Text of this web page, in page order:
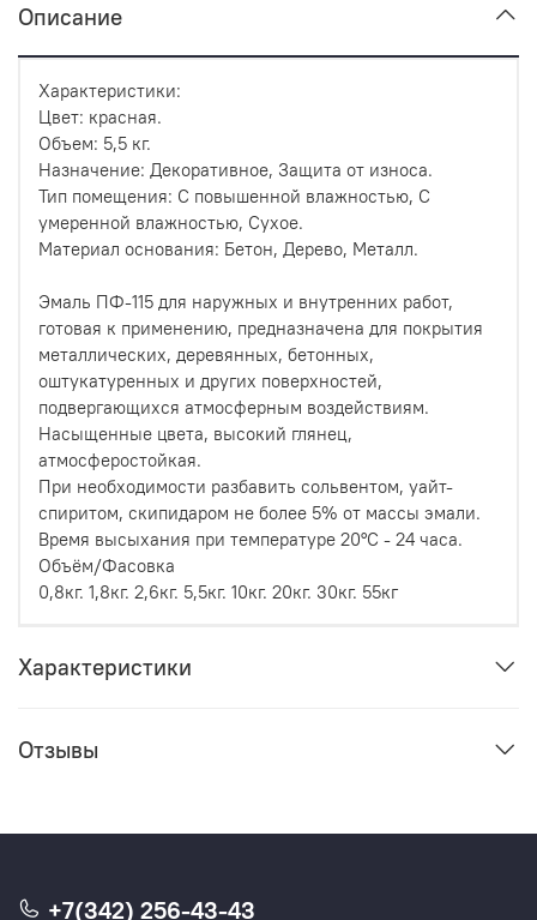
Описание
Характеристики:
Цвет: красная.
Объем: 5,5 кг.
Назначение: Декоративное, Защита от износа.
Тип помещения: С повышенной влажностью, С
умеренной влажностью, Сухое.
Материал основания: Бетон, Дерево, Металл.
Эмаль ПФ-115 для наружных и внутренних работ,
готовая к применению, предназначена для покрытия
металлических, деревянных, бетонных,
оштукатуренных и других поверхностей,
подвергающихся атмосферным воздействиям.
Насыщенные цвета, высокий глянец,
атмосферостойкая.
При необходимости разбавить сольвентом, уайт-
спиритом, скипидаром не более 5% от массы эмали.
Время высыхания при температуре 20°C - 24 часа.
Объём/Фасовка
0,8кг. 1,8кг. 2,6кг. 5,5кг. 10кг. 20кг. 30кг. 55кг
Характеристики
Отзывы
+7(342) 256-43-43